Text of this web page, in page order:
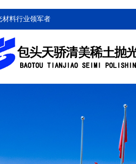
材料行业领军者